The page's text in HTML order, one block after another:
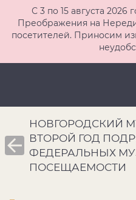
С 3 по 15 августа 2026
Преображения на
посетителей. Приносим
НОВГОРОДСКИЙ
ВТОРОЙ ГОД
ФЕДЕРАЛЬНЫХ
ПОСЕЩАЕМОСТИ